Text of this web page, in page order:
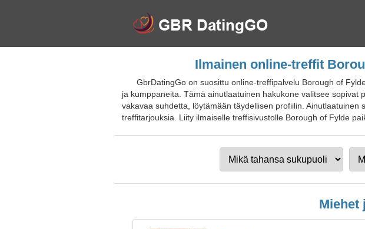
Ilmainen online-treffit
GbrDatingGo on suosittu online-treffipalvelu Borough of
ja kumppaneita. Tämä ainutlaatuinen hakukone valitsee
vakavaa suhdetta, löytämään täydellisen profiilin.
treffitarjouksia. Liity ilmaiselle treffisivustolle Borough of Fylde
Miehet